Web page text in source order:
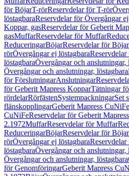
för BöjarT-rörReservdelar för T-rör
löstagbaraReservdelar för Övergångar
Koppar, gasReservdelar för Geberit
gasMuffarReservdelar för Muffar
ReduceringarBöjarReservdelar för Böjar
rörÖvergångar ej löstagbara
löstagbaraÖvergångar och anslutningar,
Övergångar och anslutningar, löstagbara
för FörslutningarAnslutningar
för Geberit Mapress KopparTätningar
rördelarRörfästenSystempackningarSet
flänskopplingarGeberit Mapress CuNiFe
CuNiFeReservdelar för Geberit
2.1972MuffarReservdelar för Muffar
ReduceringarBöjarReservdelar för Böjar
rörÖvergångar ej löstagbara
löstagbaraÖvergångar och anslutningar,
Övergångar och anslutningar, löstagbara
för GenomföringarGeberit Mapress